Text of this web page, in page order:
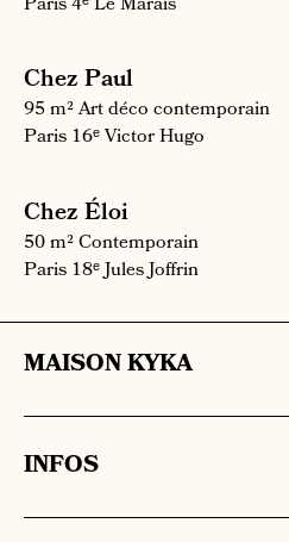
Chez Paul
95 m²Art déco contemporain
Paris 16ᵉVictor Hugo
Chez Éloi
50 m²Contemporain
Paris 18ᵉJules Joffrin
MAISON KYKA
INFOS